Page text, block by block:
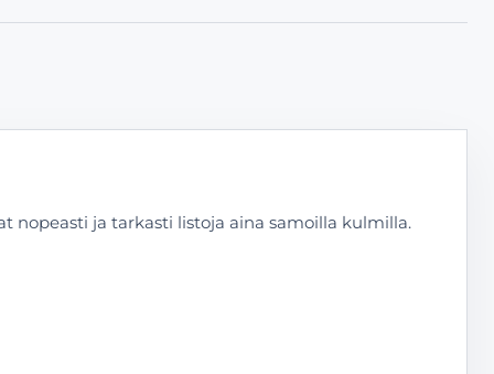
nopeasti ja tarkasti listoja aina samoilla kulmilla.